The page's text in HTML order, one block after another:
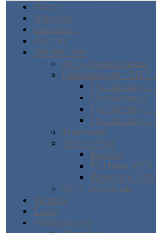
Home
Aktuelles
Impressum
Kontakt
Wir über uns
MTV-Vereinsführung
Qualitätssiegel - MTV
Qualitätssiegel
Qualitätssiegel
Qualitätssiegel
Qualitätssiegel
Impressum
Vereins FAQ
Beiträge
FSJ beim
Bayerische
MTV Downloads
Termine
Login
Waldspielplatz